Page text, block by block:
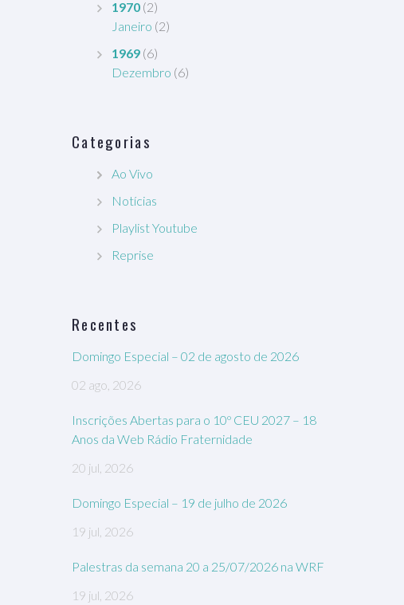
1970 (2)
Janeiro (2)
1969 (6)
Dezembro (6)
Categorias
Ao Vivo
Notícias
Playlist Youtube
Reprise
Recentes
Domingo Especial – 02 de agosto de 2026
02 ago, 2026
Inscrições Abertas para o 10º CEU 2027 – 18
Anos da Web Rádio Fraternidade
20 jul, 2026
Domingo Especial – 19 de julho de 2026
19 jul, 2026
Palestras da semana 20 a 25/07/2026 na WRF
19 jul, 2026